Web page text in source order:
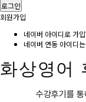
로그인
회원가입
네이버 아이디로 가
네이버 연동 아이디
화상영어
수강후기를